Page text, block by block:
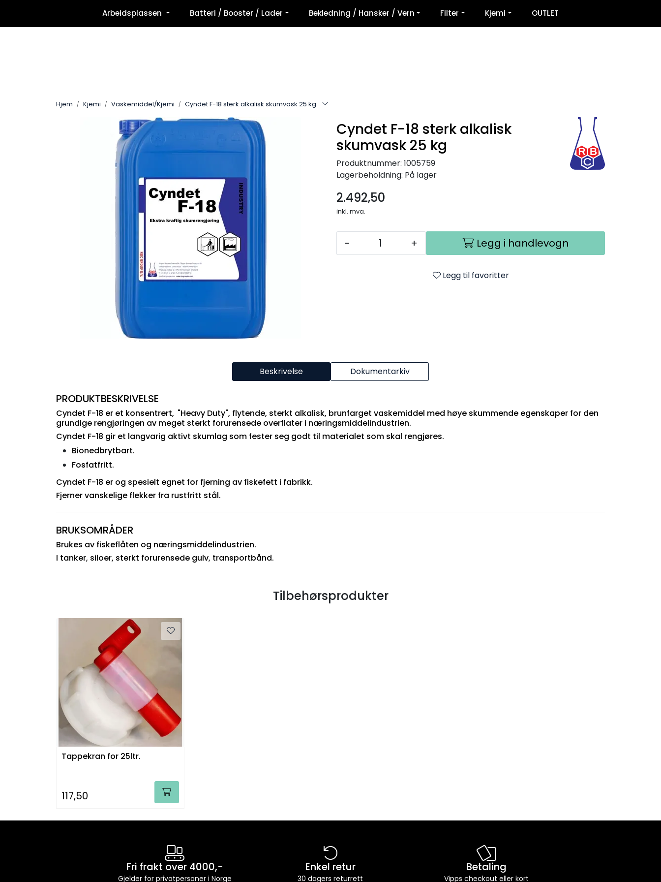
Infosenter Favoritter
Arbeidsplassen Batteri / Booster / Lader Bekledning / Hansker / Vern Filter Kjemi OUTLET
Hjem Kjemi Vaskemiddel/Kjemi Cyndet F-18 sterk alkalisk skumvask 25 kg
Cyndet F-18 sterk alkalisk
skumvask 25 kg
Produktnummer: 1005759
Lagerbeholdning: På lager
2.492,50
inkl. mva.
- + Legg i handlevogn
Legg til favoritter
Beskrivelse Dokumentarkiv
PRODUKTBESKRIVELSE
Cyndet F-18 er et konsentrert, "Heavy Duty", flytende, sterkt alkalisk, brunfarget vaskemiddel med høye skummende egenskaper for den
grundige rengjøringen av meget sterkt forurensede overflater i næringsmiddelindustrien.
Cyndet F-18 gir et langvarig aktivt skumlag som fester seg godt til materialet som skal rengjøres.
Bionedbrytbart.
Fosfatfritt.
Cyndet F-18 er og spesielt egnet for fjerning av fiskefett i fabrikk.
Fjerner vanskelige flekker fra rustfritt stål.
BRUKSOMRÅDER
Brukes av fiskeflåten og næringsmiddelindustrien.
I tanker, siloer, sterkt forurensede gulv, transportbånd.
Tilbehørsprodukter
Tappekran for 25ltr.
117,50
Fri frakt over 4000,-
Gjelder for privatpersoner i Norge
Enkel retur
30 dagers returrett
Betaling
Vipps checkout eller kort